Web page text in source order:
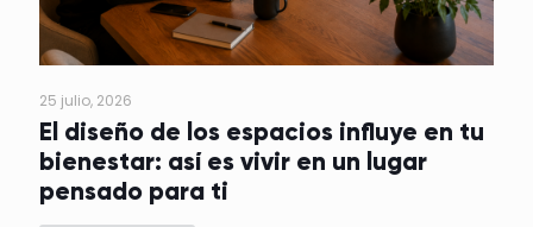
25 julio, 2026
El diseño de los espacios influye en tu
bienestar: así es vivir en un lugar
pensado para ti